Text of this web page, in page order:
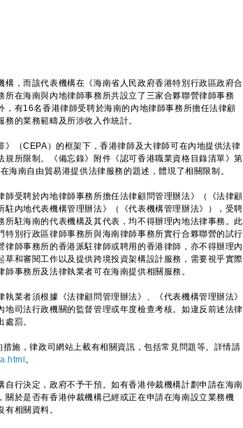
構，而該代表機構在《海南省人民政府香港特別行政區政府合
在海南與內地律師事務所共設立了三家合夥聯營律師事務
有16名香港律師受聘於海南的內地律師事務所擔任法律顧
的業務範疇及所涉收入作統計。
》（CEPA）的框架下，香港律師及大律師可在內地提供法律
所限制。《備忘錄》附件《認可香港職業資格目錄清單》第
南自由貿易港提供法律服務的題述，體現了相關限制。
受聘於內地律師事務所擔任法律顧問管理辦法》（《法律顧
內地代表機構管理辦法》（《代表機構管理辦法》），受聘
駐海南的代表機構及其代表，均不得辦理內地法律事務。此
別行政區律師事務所與海南律師事務所實行合夥聯營的試行
師事務所的香港派駐律師或聘用的香港律師，亦不得辦理內
和審閱工作以及提供跨境投資架構設計服務，需要視乎實際
事務所及法律執業者可在海南提供相關服務。
者須根據《法律顧問管理辦法》、《代表機構管理辦法》
司法行政機關的監督管理或年度檢查考核。如違反前述法律
罰。
，律政司網站上載有相關資訊，包括常見問題等。詳情請
。
自行決定，政府不予干預。如有香港仲裁機構計劃申請在海南
於是否有香港仲裁機構已經或正在申請在海南設立業務機
相關資料。